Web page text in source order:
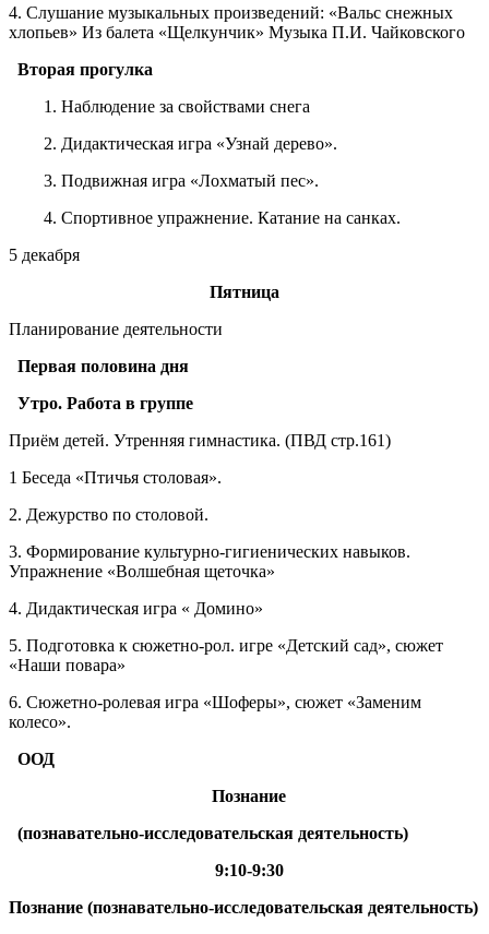
4. Слушание музыкальных произведений: «Вальс снежных
хлопьев» Из балета «Щелкунчик» Музыка П.И. Чайковского
Вторая прогулка
1. Наблюдение за свойствами снега
2. Дидактическая игра «Узнай дерево».
3. Подвижная игра «Лохматый пес».
4. Спортивное упражнение. Катание на санках.
5 декабря
Пятница
Планирование деятельности
Первая половина дня
Утро. Работа в группе
Приём детей. Утренняя гимнастика. (ПВД стр.161)
1 Беседа «Птичья столовая».
2. Дежурство по столовой.
3. Формирование культурно-гигиенических навыков.
Упражнение «Волшебная щеточка»
4. Дидактическая игра « Домино»
5. Подготовка к сюжетно-рол. игре «Детский сад», сюжет
«Наши повара»
6. Сюжетно-ролевая игра «Шоферы», сюжет «Заменим
колесо».
ООД
Познание
(познавательно-исследовательская деятельность)
9:10-9:30
Познание (познавательно-исследовательская деятельность)